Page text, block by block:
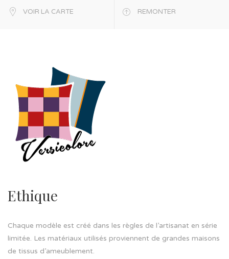
VOIR LA CARTE REMONTER
Ethique
Chaque modèle est créé dans les règles de l’artisanat en série
limitée. Les matériaux utilisés proviennent de grandes maisons
de tissus d’ameublement.